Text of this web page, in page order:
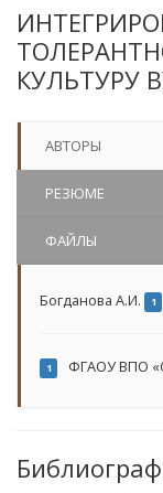
КУЛЬТУРУ
АВТОРЫ
РЕЗЮМЕ
ФАЙЛЫ
Богданова А.И. 1
1 ФГАОУ ВПО